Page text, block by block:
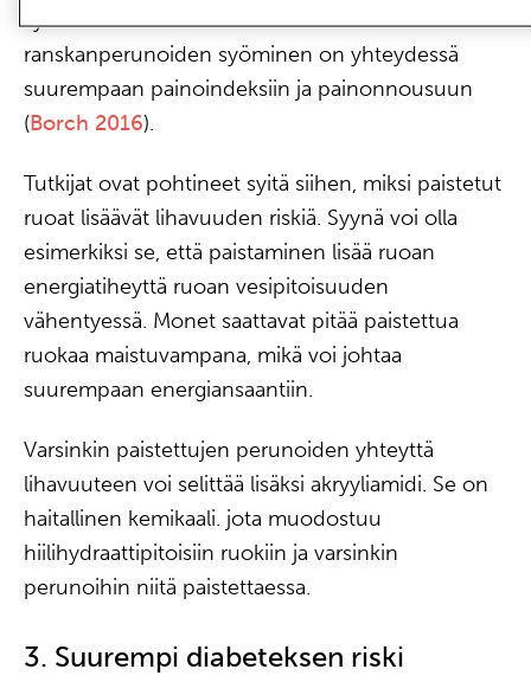
systemaattisen katsausartikkelin mukaan
ranskanperunoiden syöminen on yhteydessä
suurempaan painoindeksiin ja painonnousuun
(Borch 2016).
Tutkijat ovat pohtineet syitä siihen, miksi paistetut
ruoat lisäävät lihavuuden riskiä. Syynä voi olla
esimerkiksi se, että paistaminen lisää ruoan
energiatiheyttä ruoan vesipitoisuuden
vähentyessä. Monet saattavat pitää paistettua
ruokaa maistuvampana, mikä voi johtaa
suurempaan energiansaantiin.
Varsinkin paistettujen perunoiden yhteyttä
lihavuuteen voi selittää lisäksi akryyliamidi. Se on
haitallinen kemikaali. jota muodostuu
hiilihydraattipitoisiin ruokiin ja varsinkin
perunoihin niitä paistettaessa.
3. Suurempi diabeteksen riski